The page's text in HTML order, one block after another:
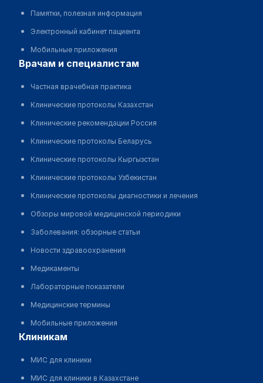
Памятки, полезная информация
Электронный кабинет пациента
Мобильные приложения
врачам и специалистам
Частная врачебная практика
Клинические протоколы Казахстан
Клинические рекомендации Россия
Клинические протоколы Беларусь
Клинические протоколы Кыргызстан
Клинические протоколы Узбекистан
Клинические протоколы диагностики и лечения
Обзоры мировой медицинской периодики
Заболевания: обзорные статьи
Новости здравоохранения
Медикаменты
Лабораторные показатели
Медицинские термины
Мобильные приложения
клиникам
МИС для клиники
МИС для клиники в Казахстане